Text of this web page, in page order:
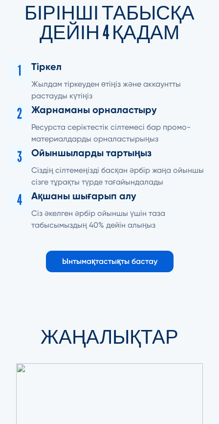
БІРІНШІ ТАБЫСҚА
ДЕЙІН 4 ҚАДАМ
Тіркел
Жылдам тіркеуден өтіңіз және аккаунтты
растауды күтіңіз
Жарнаманы орналастыру
Ресурста серіктестік сілтемесі бар промо-
материалдарды орналастырыңыз
Ойыншыларды тартыңыз
Сіздің сілтемеңізді басқан әрбір жаңа ойыншы
сізге тұрақты түрде тағайындалады
Ақшаны шығарып алу
Сіз әкелген әрбір ойыншы үшін таза
табысымыздың 40% дейін алыңыз
Ынтымақтастықты бастау
ЖАҢАЛЫҚТАР